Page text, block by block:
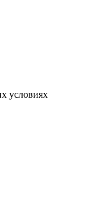
условиях